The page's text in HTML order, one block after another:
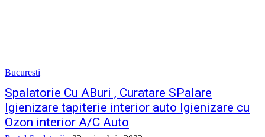
Bucuresti
Spalatorie Cu ABuri , Curatare SPalare
Igienizare tapiterie interior auto Igienizare cu
Ozon interior A/C Auto